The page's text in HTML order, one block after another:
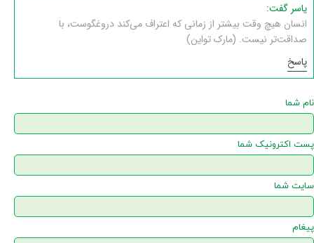
یاسر گفت:
انسان هیچ وقت بیشتر از زمانی که اعتراف می‌کند دروغگوست، با
صداقت‌تر نیست. (مارک تواین)
پاسخ
نام شما
پست اکترونیک شما
سایت شما
پیغام